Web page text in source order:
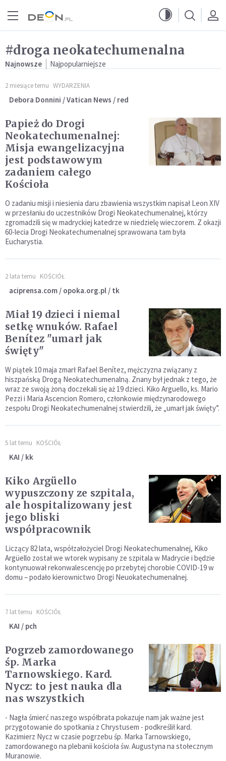
#droga neokatechumenalna
Najnowsze Najpopularniejsze
2 miesiące temu WYDARZENIA
Debora Donnini / Vatican News / red
Papież do Drogi
Neokatechumenalnej:
Misja ewangelizacyjna
jest podstawowym
zadaniem całego
Kościoła
O zadaniu misji i niesienia daru zbawienia wszystkim napisał Leon XIV
w przesłaniu do uczestników Drogi Neokatechumenalnej, którzy
zgromadzili się w madryckiej katedrze w niedzielę wieczorem. Z okazji
60-lecia Drogi Neokatechumenalnej sprawowana tam była
Eucharystia.
2 lata temu KOŚCIÓŁ
aciprensa.com / opoka.org.pl / tk
Miał 19 dzieci i niemal
setkę wnuków. Rafael
Benítez "umarł jak
święty"
W piątek 10 maja zmarł Rafael Benítez, mężczyzna związany z
hiszpańską Drogą Neokatechumenalną. Znany był jednak z tego, że
wraz ze swoją żoną doczekali się aż 19 dzieci. Kiko Arguello, ks. Mario
Pezzi i Maria Ascencion Romero, członkowie międzynarodowego
zespołu Drogi Neokatechumenalnej stwierdzili, że „umarł jak święty”.
5 lat temu KOŚCIÓŁ
KAI / kk
Kiko Argüello
wypuszczony ze szpitala,
ale hospitalizowany jest
jego bliski
współpracownik
Liczący 82 lata, współzałożyciel Drogi Neokatechumenalnej, Kiko
Argüello został we wtorek wypisany ze szpitala w Madrycie i będzie
kontynuował rekonwalescencję po przebytej chorobie COVID-19 w
domu – podało kierownictwo Drogi Neuokatechumenalnej.
7 lat temu KOŚCIÓŁ
KAI / pch
Pogrzeb zamordowanego
śp. Marka
Tarnowskiego. Kard.
Nycz: to jest nauka dla
nas wszystkich
- Nagła śmierć naszego współbrata pokazuje nam jak ważne jest
przygotowanie do spotkania z Chrystusem - podkreślił kard.
Kazimierz Nycz w czasie pogrzebu śp. Marka Tarnowskiego,
zamordowanego na plebanii kościoła św. Augustyna na stołecznym
Muranowie.